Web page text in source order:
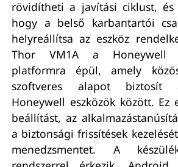
rövidítheti a javítási ciklust,
hogy a belső karbantartói
helyreállítsa az eszköz
Thor VM1A a Honeywell
platformra épül, amely
szoftveres alapot biztosít
Honeywell eszközök között. Ez
beállítást, az
a biztonsági frissítések
menedzsmentet. A